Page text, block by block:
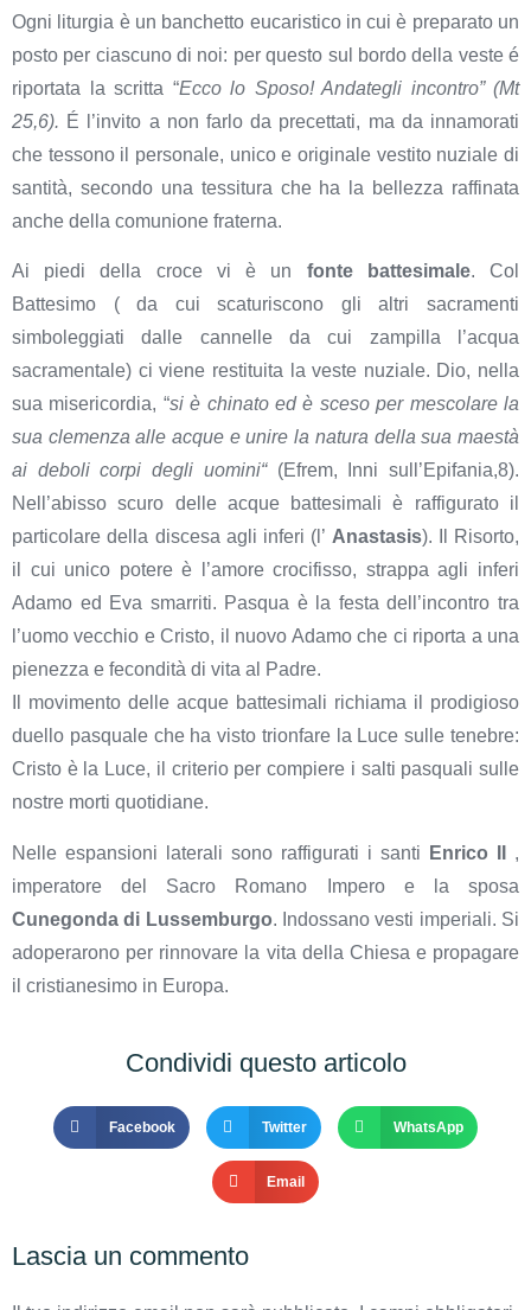
Ogni liturgia è un banchetto eucaristico in cui è preparato un
posto per ciascuno di noi: per questo sul bordo della veste é
riportata la scritta “Ecco lo Sposo! Andategli incontro” (Mt
25,6). É l’invito a non farlo da precettati, ma da innamorati
che tessono il personale, unico e originale vestito nuziale di
santità, secondo una tessitura che ha la bellezza raffinata
anche della comunione fraterna.
Ai piedi della croce vi è un fonte battesimale. Col
Battesimo ( da cui scaturiscono gli altri sacramenti
simboleggiati dalle cannelle da cui zampilla l’acqua
sacramentale) ci viene restituita la veste nuziale. Dio, nella
sua misericordia, “si è chinato ed è sceso per mescolare la
sua clemenza alle acque e unire la natura della sua maestà
ai deboli corpi degli uomini“ (Efrem, Inni sull’Epifania,8).
Nell’abisso scuro delle acque battesimali è raffigurato il
particolare della discesa agli inferi (l’ Anastasis). Il Risorto,
il cui unico potere è l’amore crocifisso, strappa agli inferi
Adamo ed Eva smarriti. Pasqua è la festa dell’incontro tra
l’uomo vecchio e Cristo, il nuovo Adamo che ci riporta a una
pienezza e fecondità di vita al Padre.
Il movimento delle acque battesimali richiama il prodigioso
duello pasquale che ha visto trionfare la Luce sulle tenebre:
Cristo è la Luce, il criterio per compiere i salti pasquali sulle
nostre morti quotidiane.
Nelle espansioni laterali sono raffigurati i santi Enrico II ,
imperatore del Sacro Romano Impero e la sposa
Cunegonda di Lussemburgo. Indossano vesti imperiali. Si
adoperarono per rinnovare la vita della Chiesa e propagare
il cristianesimo in Europa.
Condividi questo articolo
Facebook Twitter WhatsApp
Email
Lascia un commento